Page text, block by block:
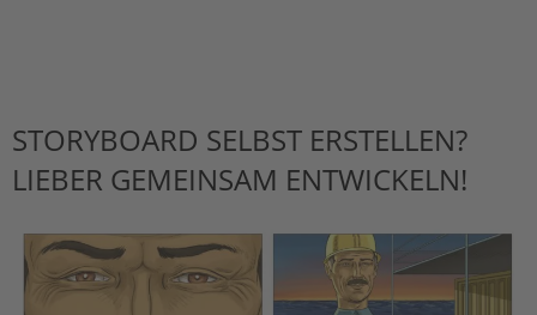
STORYBOARD SELBST ERSTELLEN?
LIEBER GEMEINSAM ENTWICKELN!